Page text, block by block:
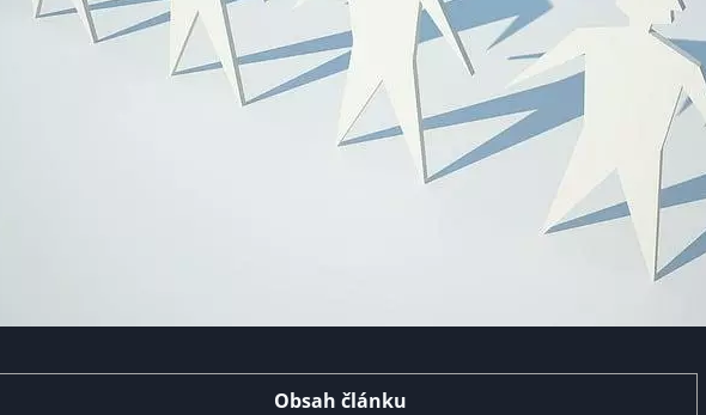
Obsah článku